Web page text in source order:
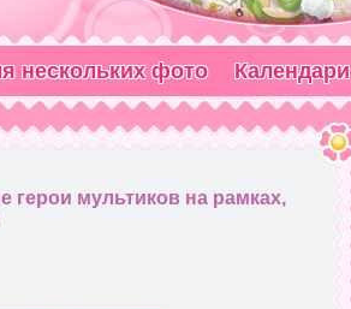
нескольких фото Календари
мультиков на рамках,